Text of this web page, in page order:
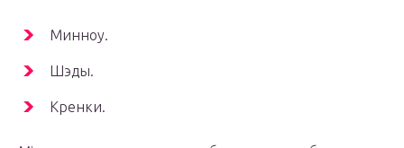
Минноу.
Шэды.
Кренки.